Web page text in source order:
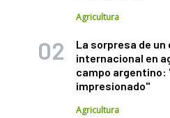
Agricultura
La sorpresa de un
internacional en
campo argentino:
impresionado"
Agricultura